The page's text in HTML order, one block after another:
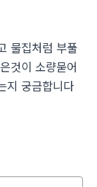
물집처럼 부풀
것이 소량묻어
지 궁금합니다